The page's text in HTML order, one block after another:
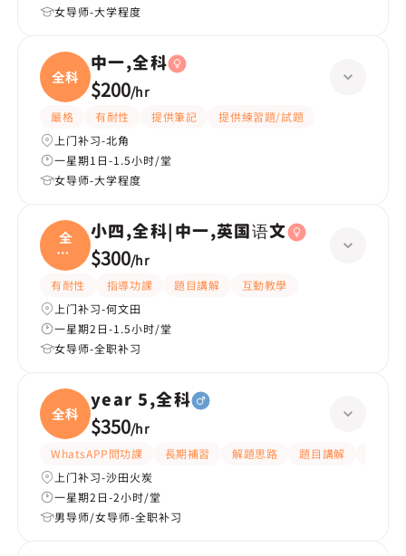
女导师-大学程度
全科
中一,全科
$200/hr
嚴格 有耐性 提供筆記
提供練習題/試題
上门补习-北角
一星期1日-1.5小时/堂
女导师-大学程度
全
科|
中一
小四,全科|中一,英国语文
$300/hr
有耐性 指導功課 題目講解
互動教學
上门补习-何文田
一星期2日-1.5小时/堂
女导师-全职补习
全科
year 5,全科
$350/hr
WhatsAPP問功課 長期補習 解題思路 題目講解
上门补习-沙田火炭
一星期2日-2小时/堂
男导师/女导师-全职补习